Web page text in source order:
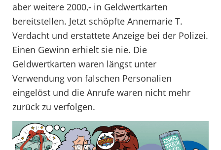
aber weitere 2000,- in Geldwertkarten
bereitstellen. Jetzt schöpfte Annemarie T.
Verdacht und erstattete Anzeige bei der Polizei.
Einen Gewinn erhielt sie nie. Die
Geldwertkarten waren längst unter
Verwendung von falschen Personalien
eingelöst und die Anrufe waren nicht mehr
zurück zu verfolgen.